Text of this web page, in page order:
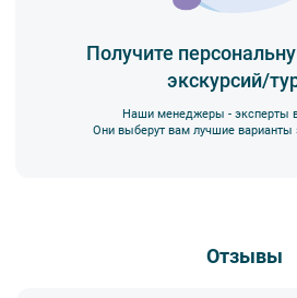
Получите
экскурсий/
Наши менеджеры - эксперты
Они выберут вам лучшие варианты
Отзывы